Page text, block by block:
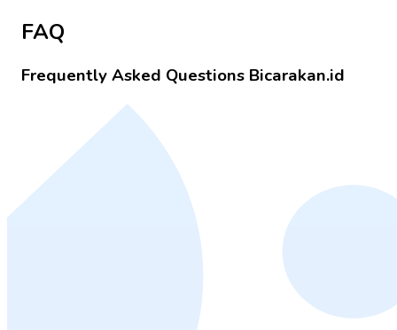
FAQ
Frequently Asked Questions Bicarakan.id